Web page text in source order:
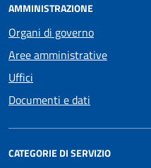
AMMINISTRAZIONE
Organi di governo
Aree amministrative
Uffici
Documenti e dati
CATEGORIE DI SERVIZIO